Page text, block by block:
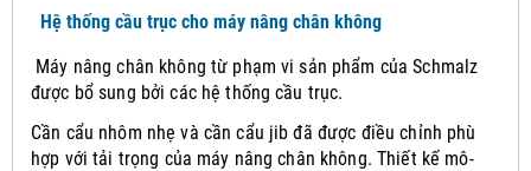
Hệ thống cầu trục cho máy nâng chân không
Máy nâng chân không từ phạm vi sản phẩm của Schmalz
được bổ sung bởi các hệ thống cầu trục.
Cần cẩu nhôm nhẹ và cần cẩu jib đã được điều chỉnh phù
hợp với tải trọng của máy nâng chân không.Thiết kế mô-